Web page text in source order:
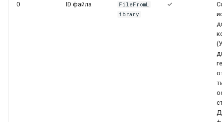
0 ID файла
FileFromL
ibrary
✓